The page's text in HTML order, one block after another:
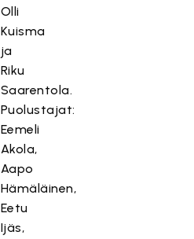
Olli
Kuisma
ja
Riku
Saarentola.
Puolustajat:
Eemeli
Akola,
Aapo
Hämäläinen,
Eetu
Ijäs,